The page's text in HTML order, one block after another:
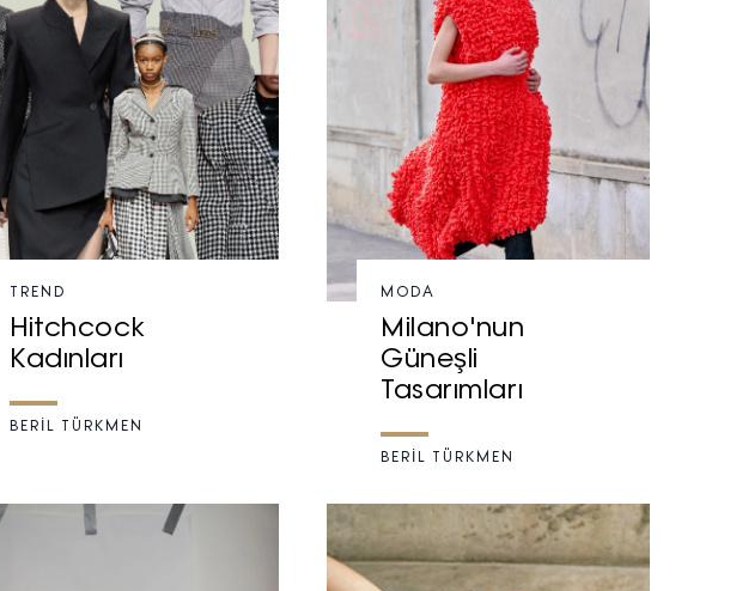
tarafından
üzerinden sunulan
pazarlama ve
bülten/ ticari
tarafıma
amaçla ad/ soyad
açık rıza
TREND
Hitchcock
Kadınları
BERİL TÜRKMEN
MODA
Milano'nun
Güneşli
Tasarımları
BERİL TÜRKMEN